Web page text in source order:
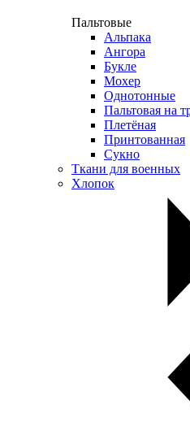
Пальтовые
Альпака
Ангора
Букле
Мохер
Однотонные
Пальтовая на
Плетёная
Принтованная
Сукно
Ткани для военных
Хлопок